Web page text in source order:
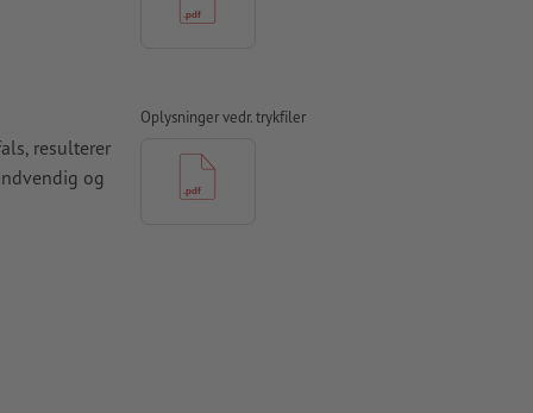
resulterer
og
Oplysninger vedr. trykfiler